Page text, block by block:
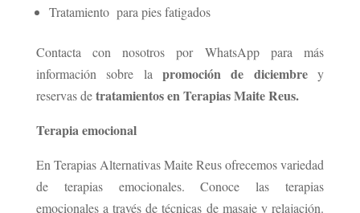
Tratamiento para pies fatigados
Contacta con nosotros por WhatsApp para más
información sobre la promoción de diciembrey
reservas detratamientos en Terapias Maite Reus.
Terapia emocional
En Terapias Alternativas Maite Reus ofrecemos variedad
de terapias emocionales. Conoce las terapias
emocionales a través de técnicas de masaje y relajación.